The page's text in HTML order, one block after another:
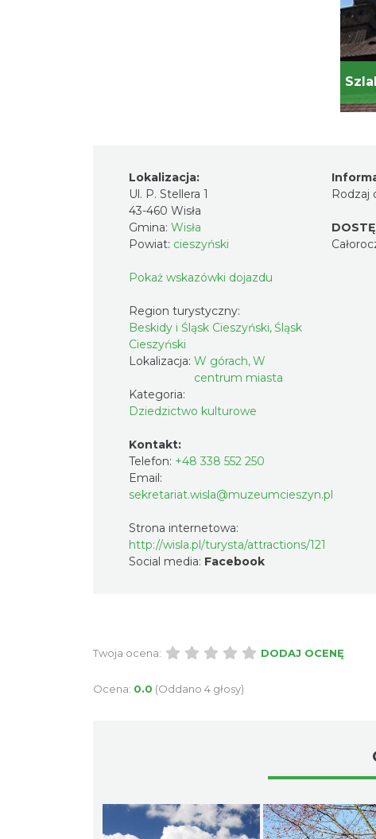
Lokalizacja:
Ul. P. Stellera 1
43-460 Wisła
Gmina: Wisła
Powiat: cieszyński
Pokaż wskazówki dojazdu
Region turystyczny:
Beskidy i Śląsk Cieszyński, Śląsk
Cieszyński
Lokalizacja: W górach, W
centrum miasta
Kategoria:
Dziedzictwo kulturowe
Kontakt:
Telefon: +48 338 552 250
Email:
sekretariat.wisla@muzeumcieszyn.pl
Strona internetowa:
http://wisla.pl/turysta/attractions/121
Social media: Facebook
Rodzaj
Twoja ocena: DODAJ OCENĘ
Ocena: 0.0 (Oddano 4 głosy)